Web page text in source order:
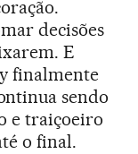
decisões
E
finalmente
sendo
e traiçoeiro
o final.